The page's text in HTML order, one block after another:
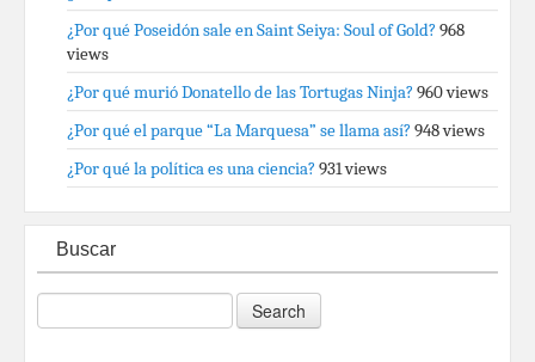
¿Por qué Poseidón sale en Saint Seiya: Soul of Gold? 968
views
¿Por qué murió Donatello de las Tortugas Ninja? 960 views
¿Por qué el parque “La Marquesa” se llama así? 948 views
¿Por qué la política es una ciencia? 931 views
Buscar